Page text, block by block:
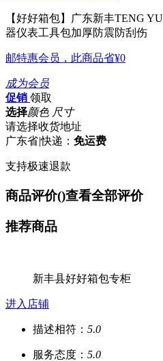
【好好箱包】广东新丰TENG
器仪表工具包加厚防震防刮伤
邮特惠会员，此商品省¥0
成为会员
促销 领取
选择颜色 尺寸
请选择收货地址
广东省|快递： 免运费
支持极速退款
商品评价()查看全部评价
推荐商品
新丰县好好箱包专柜
进入店铺
描述相符： 5.0
服务态度： 5.0